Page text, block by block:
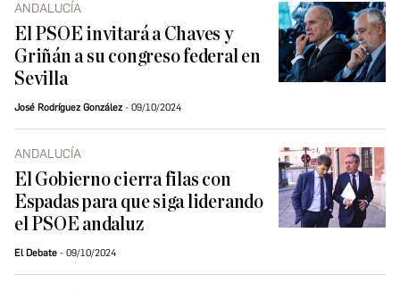
ANDALUCÍA
El PSOE invitará a Chaves y
Griñán a su congreso federal en
Sevilla
José Rodríguez González 09/10/2024
ANDALUCÍA
El Gobierno cierra filas con
Espadas para que siga liderando
el PSOE andaluz
El Debate 09/10/2024